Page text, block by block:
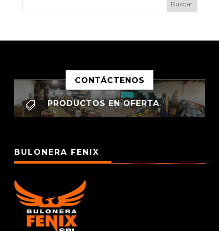
CONTÁCTENOS
 PRODUCTOS EN OFERTA
BULONERA FENIX